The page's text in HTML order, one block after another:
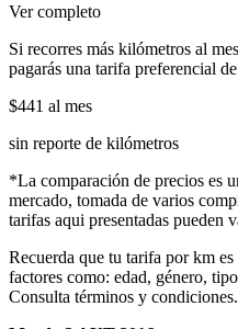
Ver completo
Si recorres más kilómetros al
pagarás una tarifa preferencial de
$441 al mes
sin reporte de kilómetros
*La comparación de precios es
mercado, tomada de varios
tarifas aqui presentadas pueden
Recuerda que tu tarifa por km
factores como: edad, género,
Consulta términos y condiciones.